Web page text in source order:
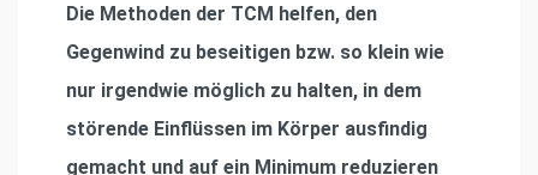
Die Methoden der TCM helfen, den
Gegenwind zu beseitigen bzw. so klein wie
nur irgendwie möglich zu halten, in dem
störende Einflüssen im Körper ausfindig
gemacht und auf ein Minimum reduzieren